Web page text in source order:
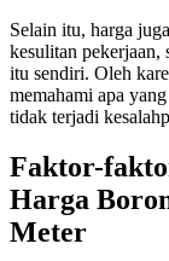
Selain itu, harga
kesulitan pekerjaan,
itu sendiri. Oleh
memahami apa
tidak terjadi
Faktor-
Harga
Meter